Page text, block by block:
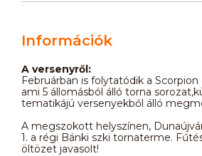
Információk
A versenyről:
Februárban is folytatódik a
ami 5 állomásból álló torna
tematikájú versenyekből álló
A megszokott helyszínen,
1. a régi Bánki szki tornaterme.
öltözet javasolt!